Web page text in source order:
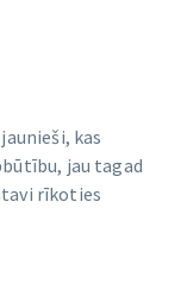
kas
jau tagad
rīkoties